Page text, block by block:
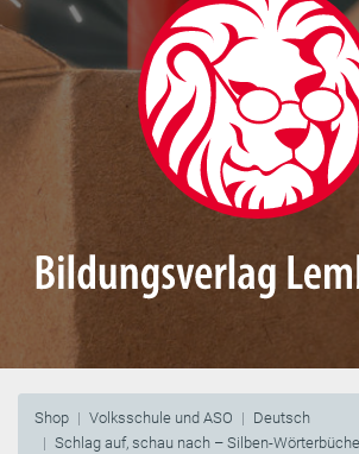
Shop Volksschule und ASO
Deutsch
Schlag auf, schau nach – Silben-